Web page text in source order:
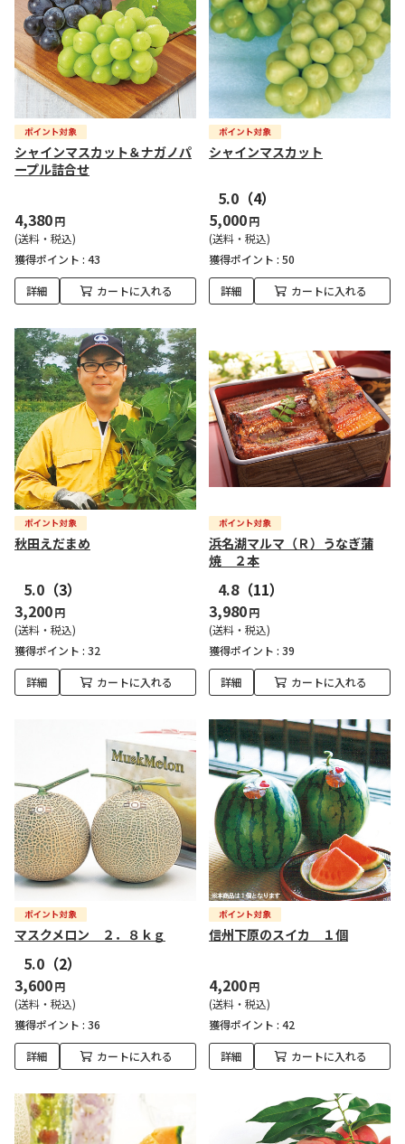
シャインマスカット＆ナガノパ
ープル詰合せ
4,380円
(送料・税込)
獲得ポイント : 43
詳細 カートに入れる
シャインマスカット
5.0 （4）
5,000円
(送料・税込)
獲得ポイント : 50
詳細 カートに入れる
秋田えだまめ
5.0 （3）
3,200円
(送料・税込)
獲得ポイント : 32
詳細 カートに入れる
浜名湖マルマ（Ｒ）うなぎ蒲
焼 ２本
4.8（11）
3,980円
(送料・税込)
獲得ポイント : 39
詳細 カートに入れる
マスクメロン ２．８ｋｇ
5.0 （2）
3,600円
(送料・税込)
獲得ポイント : 36
詳細 カートに入れる
信州下原のスイカ １個
4,200円
(送料・税込)
獲得ポイント : 42
詳細 カートに入れる